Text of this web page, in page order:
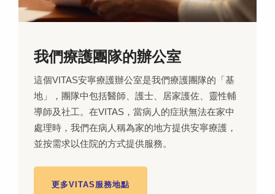
我們療護團隊的辦公室
這個VITAS安寧療護辦公室是我們療護團隊的「基
地」，團隊中包括醫師、護士、居家護佐、靈性輔
導師及社工。在VITAS，當病人的症狀無法在家中
處理時，我們在病人稱為家的地方提供安寧療護，
並按需求以住院的方式提供服務。
更多VITAS服務地點